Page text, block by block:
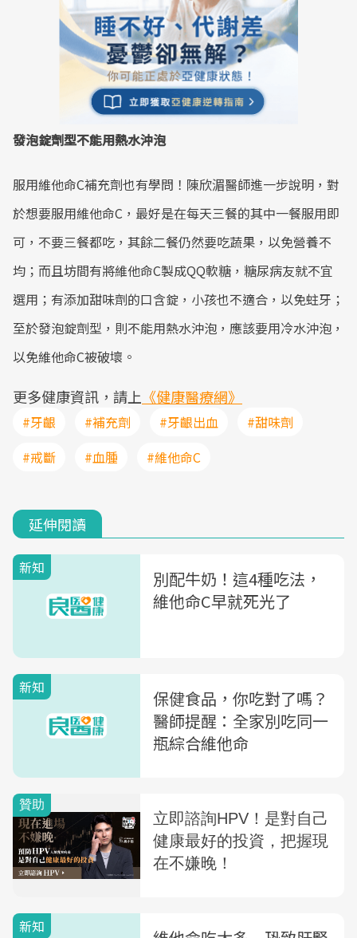
發泡錠劑型不能用熱水沖泡
服用維他命C補充劑也有學問！陳欣湄醫師進一步說明，對
於想要服用維他命C，最好是在每天三餐的其中一餐服用即
可，不要三餐都吃，其餘二餐仍然要吃蔬果，以免營養不
均；而且坊間有將維他命C製成QQ軟糖，糖尿病友就不宜
選用；有添加甜味劑的口含錠，小孩也不適合，以免蛀牙；
至於發泡錠劑型，則不能用熱水沖泡，應該要用冷水沖泡，
以免維他命C被破壞。
更多健康資訊，請上 《健康醫療網》
#牙齦 #補充劑 #牙齦出血
#甜味劑
#戒斷
#血腫 #維他命C
延伸閱讀
新知
別配牛奶！這4種吃法，
維他命C早就死光了
新知
保健食品，你吃對了嗎？
醫師提醒：全家別吃同一
瓶綜合維他命
新知